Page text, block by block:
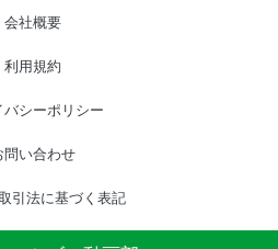
会社概要
利用規約
バシーポリシー
問い合わせ
引法に基づく表記